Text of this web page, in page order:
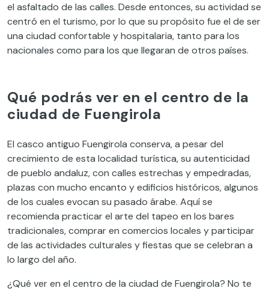
el asfaltado de las calles. Desde entonces, su actividad se
centró en el turismo, por lo que su propósito fue el de ser
una ciudad confortable y hospitalaria, tanto para los
nacionales como para los que llegaran de otros países.
Qué podrás ver en el centro de la
ciudad de Fuengirola
El casco antiguo Fuengirola conserva, a pesar del
crecimiento de esta localidad turística, su autenticidad
de pueblo andaluz, con calles estrechas y empedradas,
plazas con mucho encanto y edificios históricos, algunos
de los cuales evocan su pasado árabe. Aquí se
recomienda practicar el arte del tapeo en los bares
tradicionales, comprar en comercios locales y participar
de las actividades culturales y fiestas que se celebran a
lo largo del año.
¿Qué ver en el centro de la ciudad de Fuengirola? No te